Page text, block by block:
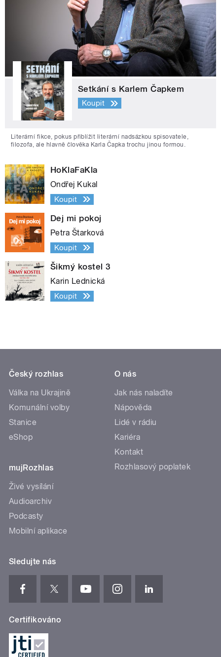
Setkání s Karlem Čapkem
Koupit
Literární fikce, pokus přiblížit literární nadsázkou spisovatele,
filozofa, ale hlavně člověka Karla Čapka trochu jinou formou.
HoKlaFaKla
Ondřej Kukal
Koupit
Dej mi pokoj
Petra Štarková
Koupit
Šikmý kostel 3
Karin Lednická
Koupit
Český rozhlas
Válka na Ukrajině
Komunální volby
Stanice
eShop
mujRozhlas
Živé vysílání
Audioarchiv
Podcasty
Mobilní aplikace
O nás
Jak nás naladíte
Nápověda
Lidé v rádiu
Kariéra
Kontakt
Rozhlasový poplatek
Sledujte nás
Certifikováno